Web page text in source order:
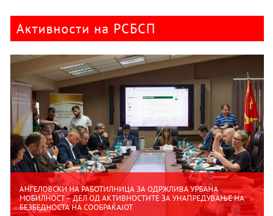
Активности на РСБСП
АНГЕЛОВСКИ НА РАБОТИЛНИЦА ЗА ОДРЖЛИВА УРБАНА
МОБИЛНОСТ – ДЕЛ ОД АКТИВНОСТИТЕ ЗА УНАПРЕДУВАЊЕ НА
БЕЗБЕДНОСТА НА СООБРАЌАЈОТ